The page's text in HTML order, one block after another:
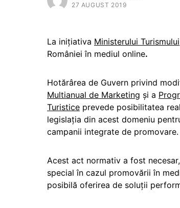
27 AUGUST 2019
La inițiativa Ministerului Turismului
României în mediul online.
Hotărârea de Guvern privind
Multianual de Marketing și a
Turistice prevede posibilitatea
legislația din acest domeniu
campanii integrate de promovare.
Acest act normativ a fost
special în cazul promovării în
posibilă oferirea de soluții